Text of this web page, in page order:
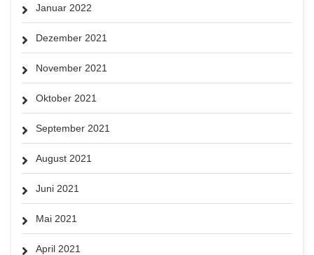
Januar 2022
Dezember 2021
November 2021
Oktober 2021
September 2021
August 2021
Juni 2021
Mai 2021
April 2021